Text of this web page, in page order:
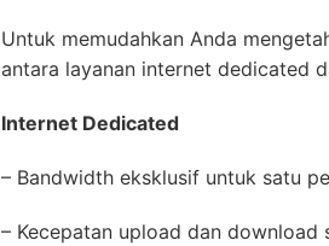
Untuk memudahkan Anda
antara layanan internet dedicated
Internet Dedicated
– Bandwidth eksklusif untuk satu
– Kecepatan upload dan download